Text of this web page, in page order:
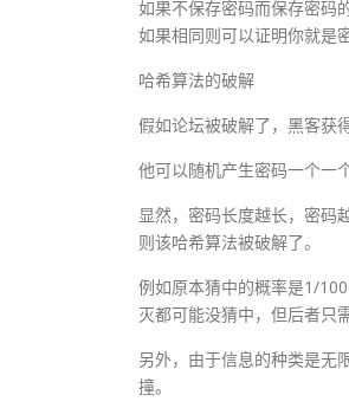
如果不保存密码而保存密码
如果相同则可以证明你就是
哈希算法的破解
假如论坛被破解了，黑客获
他可以随机产生密码一个一
显然，密码长度越长，密码
则该哈希算法被破解了。
例如原本猜中的概率是1/
灭都可能没猜中，但后者只
另外，由于信息的种类是无
撞。